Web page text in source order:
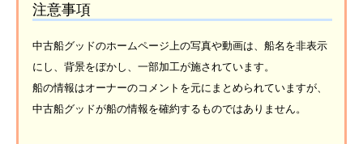
注意事項
中古船グッドのホームページ上の写真や動画は、船名を非表示
にし、背景をぼかし、一部加工が施されています。
船の情報はオーナーのコメントを元にまとめられていますが、
中古船グッドが船の情報を確約するものではありません。